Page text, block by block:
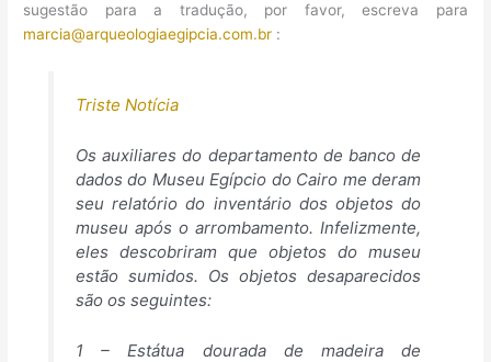
sugestão para a tradução, por favor, escreva para
marcia@arqueologiaegipcia.com.br :
Triste Notícia
Os auxiliares do departamento de banco de
dados do Museu Egípcio do Cairo me deram
seu relatório do inventário dos objetos do
museu após o arrombamento. Infelizmente,
eles descobriram que objetos do museu
estão sumidos. Os objetos desaparecidos
são os seguintes:
1 – Estátua dourada de madeira de